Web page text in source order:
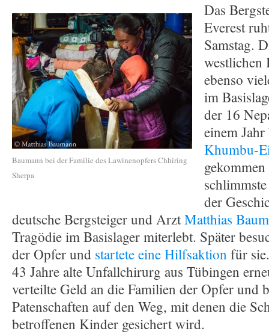
Baumann bei der Familie des Lawinenopfers Chhiring
Sherpa
Das
Everest
Samstag.
westlichen
ebenso
im
der 16
einem
Khumbu-
der
deutsche Bergsteiger und ArztMatthias
Tragödie im Basislager miterlebt. Später
der Opfer und startete eine Hilfsaktion für
43 Jahre alte Unfallchirurg aus Tübingen
verteilte Geld an die Familien der Opfer und
Patenschaften auf den Weg, mit denen die
betroffenen Kinder gesichert wird.